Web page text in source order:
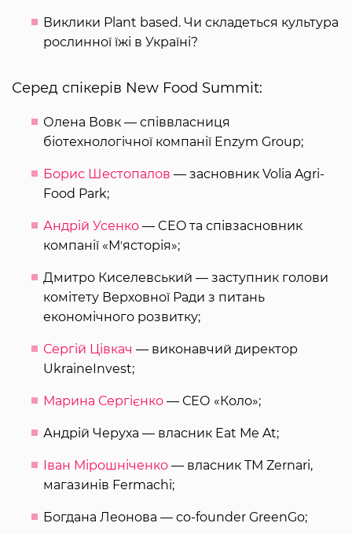
Виклики Plant based. Чи складеться культура
рослинної їжі в Україні?
Серед спікерів New Food Summit:
Олена Вовк — співвласниця
біотехнологічної компанії Enzym Group;
Борис Шестопалов — засновник Volia Agri-
Food Park;
Андрій Усенко — CEO та співзасновник
компанії «Мʼясторія»;
Дмитро Киселевський — заступник голови
комітету Верховної Ради з питань
економічного розвитку;
Сергій Цівкач — виконавчий директор
UkraineInvest;
Марина Сергієнко — СЕО «Коло»;
Андрій Черуха — власник Eat Me At;
Іван Мірошніченко — власник ТМ Zernari,
магазинів Fermachi;
Богдана Леонова — co-founder GreenGo;